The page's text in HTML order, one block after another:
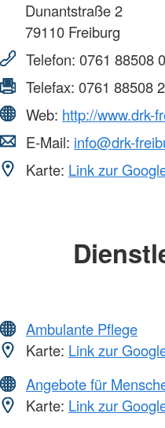
Dunantstraße 2
79110 Freiburg
Telefon: 0761 88508 0
Telefax: 0761 88508
Web: http://www.drk-
E-Mail: info@drk-
Karte: Link zur
Ambulante Pflege
Karte: Link zur
Angebote für
Karte: Link zur